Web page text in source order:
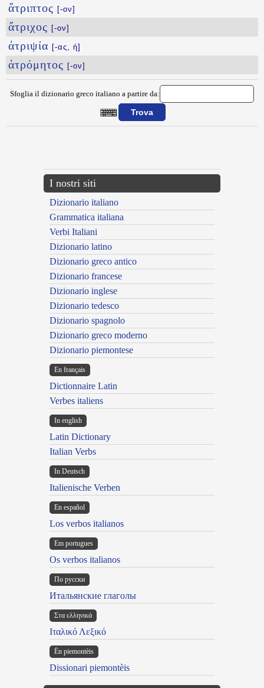
ἄτριπτος [-ον]
ἄτριχος [-ον]
ἀτριψία [-ας, ἡ]
ἀτρόμητος [-ον]
Sfoglia il dizionario greco italiano a partire da:
I nostri siti
Dizionario italiano
Grammatica italiana
Verbi Italiani
Dizionario latino
Dizionario greco antico
Dizionario francese
Dizionario inglese
Dizionario tedesco
Dizionario spagnolo
Dizionario greco moderno
Dizionario piemontese
En français
Dictionnaire Latin
Verbes italiens
In english
Latin Dictionary
Italian Verbs
In Deutsch
Italienische Verben
En español
Los verbos italianos
Em portugues
Os verbos italianos
По русски
Итальянские глаголы
Στα ελληνικά
Ιταλικό Λεξικό
Ën piemontèis
Dissionari piemontèis